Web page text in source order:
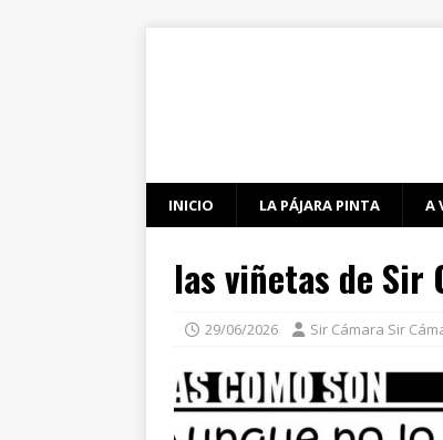
INICIO LA PÁJARA PINTA A
las viñetas de Sir
29/06/2026 Sir Cámara Sir